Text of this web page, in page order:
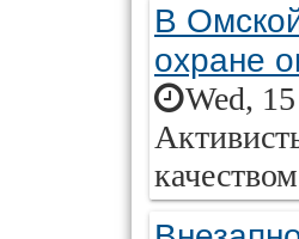
В
охране
Wed,